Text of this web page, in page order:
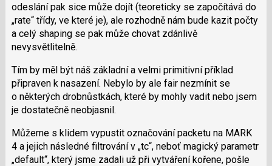
odeslání pak sice může dojít (teoreticky se započítává do
„rate“ třídy, ve které je), ale rozhodně nám bude kazit počty
a celý shaping se pak může chovat zdánlivě
nevysvětlitelně.
Tím by měl být náš základní a velmi primitivní příklad
připraven k nasazení. Nebylo by ale fair nezmínit se
o některých drobnůstkách, které by mohly vadit nebo jsem
je dostatečně neobjasnil.
Můžeme s klidem vypustit označování packetu na MARK
4 a jejich následné filtrování v „tc“, neboť magický parametr
„default“, který jsme zadali už při vytváření kořene, pošle